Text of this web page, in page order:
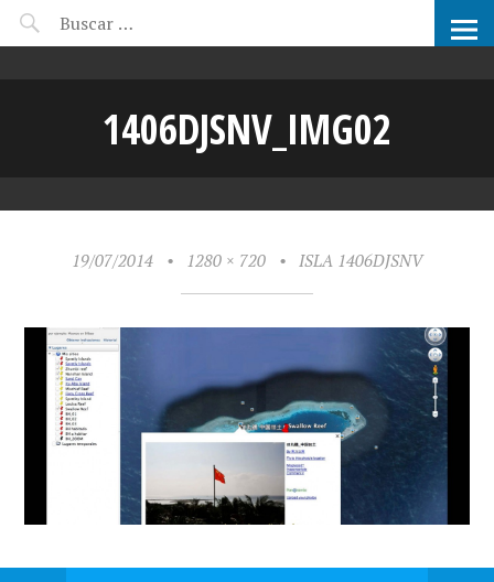
CANDIDATOS ARCHIPRIX
1406DJSNV_IMG02
19/07/2014 • 1280 × 720 • ISLA 1406DJSNV